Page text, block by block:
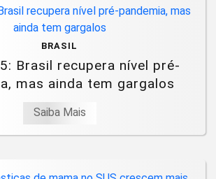
BRASIL
Brasil recupera nível pré-
mas ainda tem gargalos
Saiba Mais